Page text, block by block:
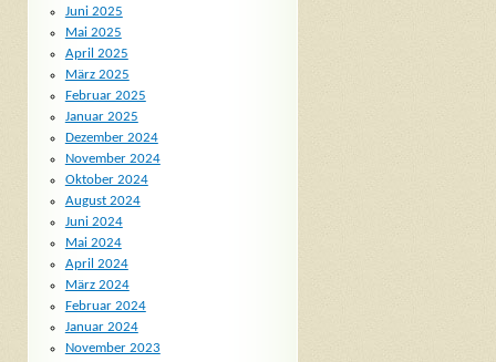
Juni 2025
Mai 2025
April 2025
März 2025
Februar 2025
Januar 2025
Dezember 2024
November 2024
Oktober 2024
August 2024
Juni 2024
Mai 2024
April 2024
März 2024
Februar 2024
Januar 2024
November 2023